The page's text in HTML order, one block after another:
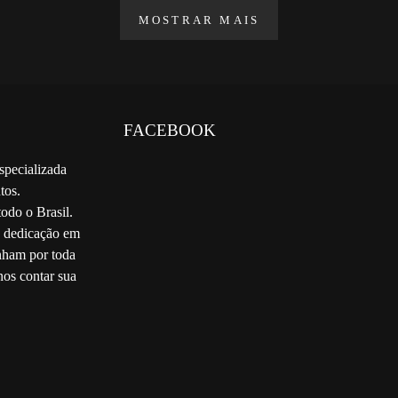
MOSTRAR MAIS
o Brasil.
em
por toda
contar sua
FACEBOOK